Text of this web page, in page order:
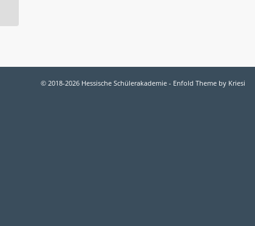
© 2018-2026 Hessische Schülerakademie - Enfold Theme by Kriesi